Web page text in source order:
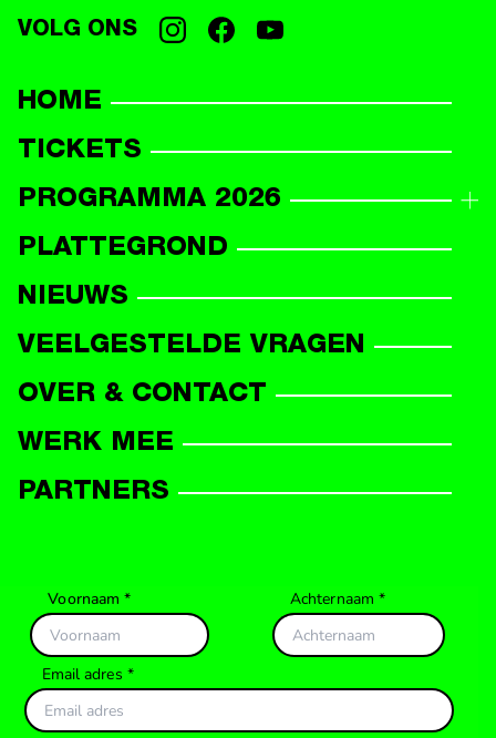
VOLG ONS
HOME
TICKETS
PROGRAMMA 2026
PROGRAMMAOVERZICHT
PLATTEGROND
NIEUWS
VEELGESTELDE VRAGEN
OVER & CONTACT
WERK MEE
PARTNERS